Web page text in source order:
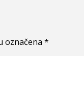
označena *